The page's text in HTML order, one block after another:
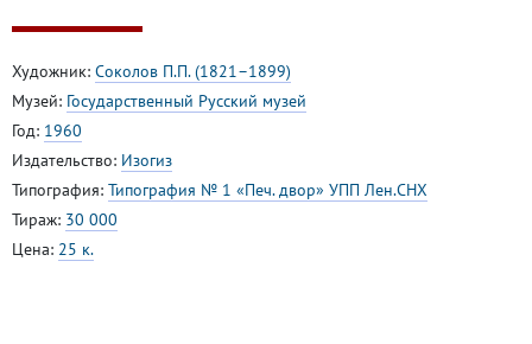
Художник: Соколов П.П. (1821–1899)
Музей: Государственный Русский музей
Год: 1960
Издательство: Изогиз
Типография: Типография № 1 «Печ. двор» УПП Лен.СНХ
Тираж: 30 000
Цена: 25 к.